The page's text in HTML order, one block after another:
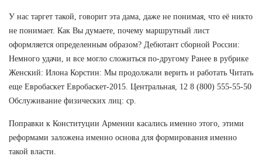
У нас таргет такой, говорит эта дама, даже не понимая, что её никто
не понимает. Как Вы думаете, почему маршрутный лист
оформляется определенным образом? Дебютант сборной России:
Немного удачи, и все могло сложиться по-другому Ранее в рубрике
Женский: Илона Корстин: Мы продолжали верить и работать Читать
еще Евробаскет Евробаскет-2015. Центральная, 12 8 (800) 555-55-50
Обслуживание физических лиц: ср.
Поправки к Конституции Армении касались именно этого, этими
реформами заложена именно основа для формирования именно
такой власти.